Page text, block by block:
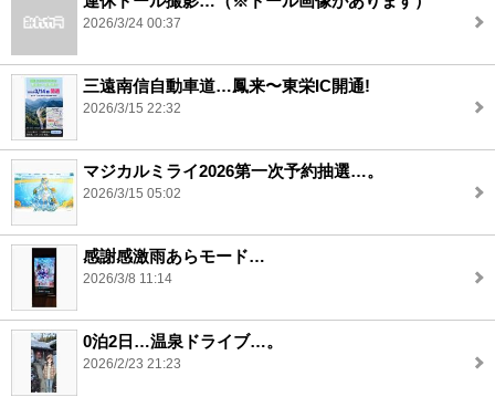
2026/3/24 00:37
三遠南信自動車道…鳳来〜東栄IC開通!
2026/3/15 22:32
マジカルミライ2026第一次予約抽選…。
2026/3/15 05:02
感謝感激雨あらモード…
2026/3/8 11:14
0泊2日…温泉ドライブ…。
2026/2/23 21:23